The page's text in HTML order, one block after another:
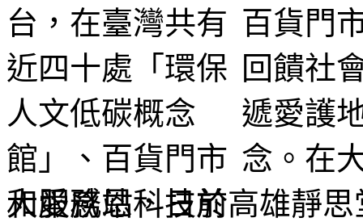
百貨門
回饋社
遞愛護
念。在
大愛感恩科技於高雄靜